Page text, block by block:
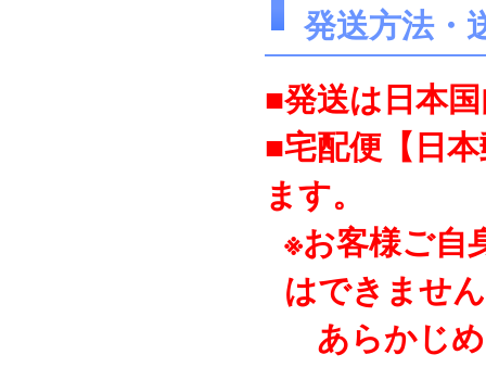
発送方法・
■発送は日本
■宅配便【日
ます。
※お客様ご自
はできませ
あらかじ